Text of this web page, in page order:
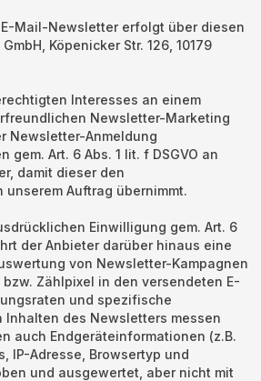
Mail-Newsletter erfolgt über diesen
Köpenicker Str. 126, 10179
Interesses an einem
Newsletter-Marketing
Newsletter-Anmeldung
gem. Art. 6 Abs. 1 lit. f DSGVO an
damit dieser den
Auftrag übernimmt.
Einwilligung gem. Art. 6
der Anbieter darüber hinaus eine
von Newsletter-Kampagnen
Zählpixel in den versendeten E-
und spezifische
Inhalten des Newsletters messen
auch Endgeräteinformationen (z.B.
IP-Adresse, Browsertyp und
und ausgewertet, aber nicht mit